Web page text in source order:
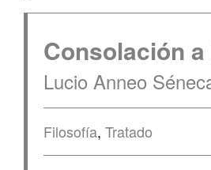
Consolación
Lucio Anneo
Filosofía, Tratado